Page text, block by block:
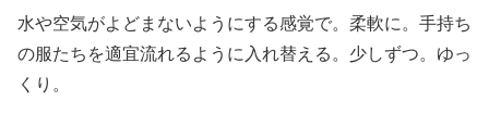
水や空気がよどまないようにする感覚で。柔軟に。手持ち
の服たちを適宜流れるように入れ替える。少しずつ。ゆっ
くり。